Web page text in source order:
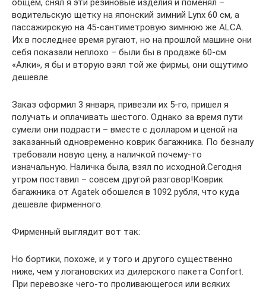
общем, снял я эти резиновые изделия и поменял –
водительскую щетку на японский зимний Lynx 60 см, а
пассажирскую на 45-сантиметровую зимнюю же ALCA.
Их в последнее время ругают, но на прошлой машине они
себя показали неплохо – были бы в продаже 60-см
«Алки», я бы и вторую взял той же фирмы, они ощутимо
дешевле.
Заказ оформил 3 января, привезли их 5-го, пришел я
получать и оплачивать шестого. Однако за время пути
сумели они подрасти – вместе с долларом и ценой на
заказанный одновременно коврик багажника. По безналу
требовали новую цену, а наличкой почему-то
изначальную. Наличка была, взял по исходной.Сегодня
утром поставил – совсем другой разговор!Коврик
багажника от Agatek обошелся в 1092 рубля, что куда
дешевле фирменного.
Фирменный выглядит вот так:
Но бортики, похоже, и у того и другого существенно
ниже, чем у логановских из дилерского пакета Confort.
При перевозке чего-то проливающегося или всяких